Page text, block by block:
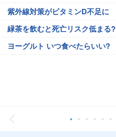
紫外線対策がビタミンD不足に
緑茶を飲むと死亡リスク低まる?
ヨーグルト いつ食べたらいい?